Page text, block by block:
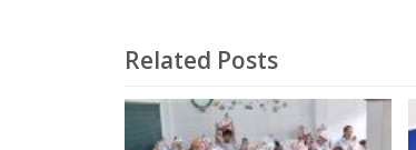
Related Posts